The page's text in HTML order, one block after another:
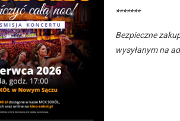
*******
Bezpieczne
wysyłanym na